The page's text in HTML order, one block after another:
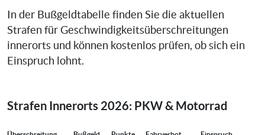
In der Bußgeldtabelle finden Sie die aktuellen
Strafen für Geschwindigkeitsüberschreitungen
innerorts und können kostenlos prüfen, ob sich ein
Einspruch lohnt.
Strafen Innerorts 2026: PKW & Motorrad